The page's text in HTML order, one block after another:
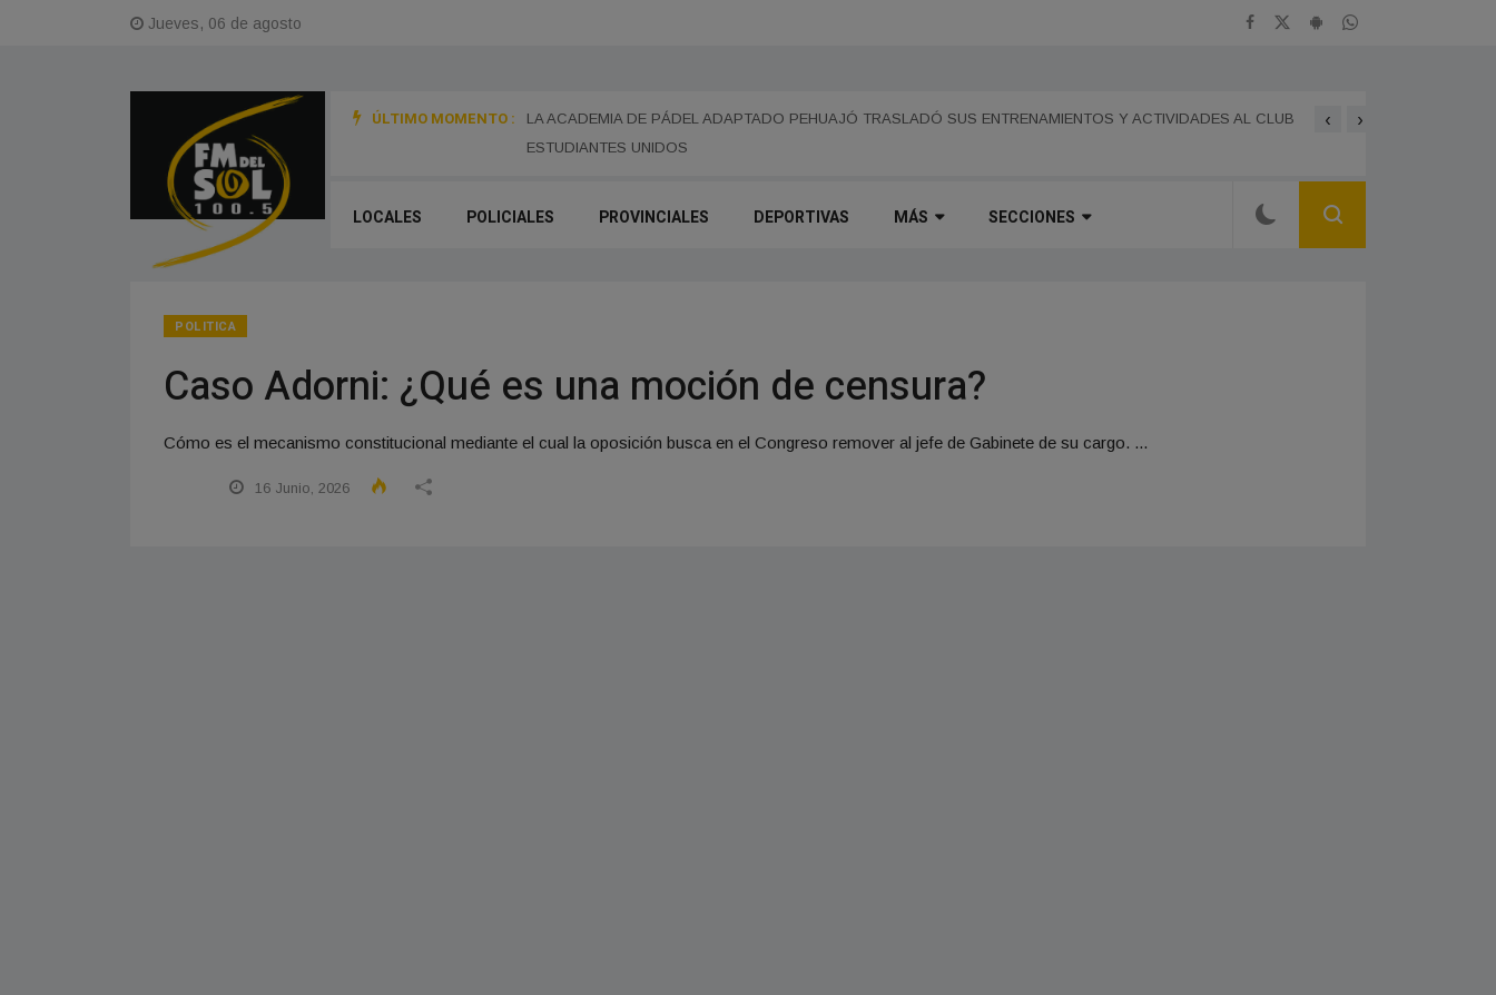
Jueves, 06 de agosto
ÚLTIMO MOMENTO : LA ESCUELA NORMAL INSTALÓ CÁMARAS DE SEGURIDAD EN EL PERÍMETRO EXTERIOR PARA REFORZAR LA
PREVENCIÓN Y EL CUIDADO EDILICIO
LA BANDA SINFÓNICA
‹ ›
LOCALES POLICIALES PROVINCIALES DEPORTIVAS MÁS SECCIONES
POLITICA
Caso Adorni: ¿Qué es una moción de censura?
Cómo es el mecanismo constitucional mediante el cual la oposición busca en el Congreso remover al jefe de Gabinete de su cargo. ...
16 Junio, 2026